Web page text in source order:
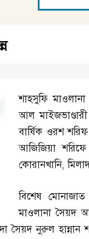
শাহসুফি
আল মাইজভাণ্ডারী
বার্ষিক ওরশ
আজিজিয়া
কোরানখানি,
বিশেষ
মাওলানা সৈয়দ
সৈয়দ নুরুল হান্নান